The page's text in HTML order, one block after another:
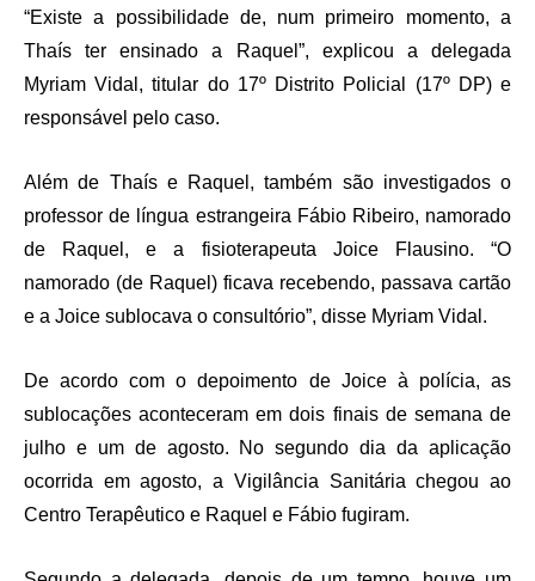
“Existe a possibilidade de, num primeiro momento, a
Thaís ter ensinado a Raquel”, explicou a delegada
Myriam Vidal, titular do 17º Distrito Policial (17º DP) e
responsável pelo caso.
Além de Thaís e Raquel, também são investigados o
professor de língua estrangeira Fábio Ribeiro, namorado
de Raquel, e a fisioterapeuta Joice Flausino. “O
namorado (de Raquel) ficava recebendo, passava cartão
e a Joice sublocava o consultório”, disse Myriam Vidal.
De acordo com o depoimento de Joice à polícia, as
sublocações aconteceram em dois finais de semana de
julho e um de agosto. No segundo dia da aplicação
ocorrida em agosto, a Vigilância Sanitária chegou ao
Centro Terapêutico e Raquel e Fábio fugiram.